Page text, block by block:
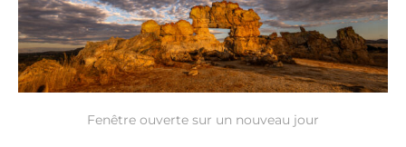
Fenêtre ouverte sur un nouveau jour